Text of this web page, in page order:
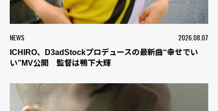
NEWS 2026.08.07
ICHIRO、D3adStockプロデュースの最新曲“幸せでい
い”MV公開 監督は鴨下大輝